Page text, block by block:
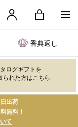
香典返し
ログギフトを
られた方はこちら
出荷
無料！
て